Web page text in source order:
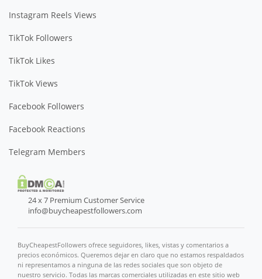
Instagram Reels Views
TikTok Followers
TikTok Likes
TikTok Views
Facebook Followers
Facebook Reactions
Telegram Members
24 x 7 Premium Customer Service
info@buycheapestfollowers.com
BuyCheapestFollowers ofrece seguidores, likes, vistas y comentarios a
precios económicos. Queremos dejar en claro que no estamos respaldados
ni representamos a ninguna de las redes sociales que son objeto de
nuestro servicio. Todas las marcas comerciales utilizadas en este sitio web